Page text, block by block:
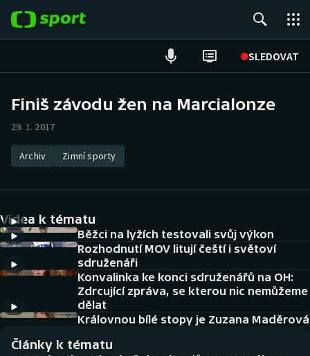
SLEDOVAT
Hokej
Tenis
Atletika
Cyklistika
DALŠÍ SPORTY
Americký fotbal
Baseball a softbal
Basketbal
NEPŘEHLÉDNĚTE
Soutěže
Historické návraty
Finiš závodu žen na Marcialonze
29. 1. 2017
Archiv Zimní sporty
Videa k tématu
Běžci na lyžích testovali svůj výkon
Rozhodnutí MOV litují čeští i světoví
sdruženáři
Konvalinka ke konci sdruženářů na OH:
Zdrcující zpráva, se kterou nic nemůžeme
dělat
Královnou bílé stopy je Zuzana Maděrová
Články k tématu